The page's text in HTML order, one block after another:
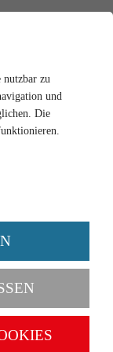
truck
nutzbar zu
und
Die